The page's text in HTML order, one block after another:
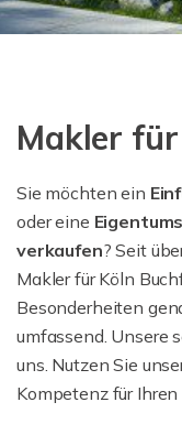
Makler
Sie möchten ein
oder eine
verkaufen? Seit
Makler für Köln
Besonderheiten
umfassend. Unsere
uns. Nutzen Sie
Kompetenz für